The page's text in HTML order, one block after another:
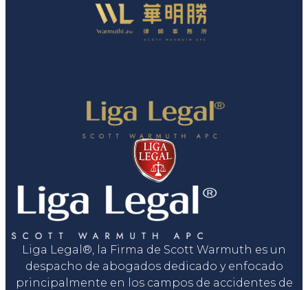
Liga Legal®, la Firma de Scott Warmuth es un
despacho de abogados dedicado y enfocado
principalmente en los campos de accidentes de